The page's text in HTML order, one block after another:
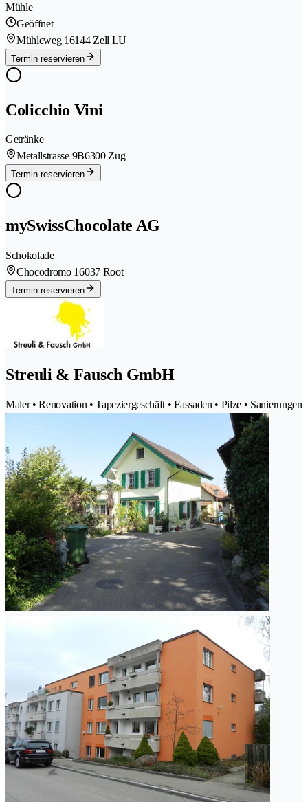
Mühle
Geöffnet
Mühleweg 16144 Zell LU
Termin reservieren
Colicchio Vini
Getränke
Metallstrasse 9B6300 Zug
Termin reservieren
mySwissChocolate AG
Schokolade
Chocodromo 16037 Root
Termin reservieren
Streuli & Fausch GmbH
Maler • Renovation • Tapeziergeschäft • Fassaden • Pilze • Sanierungen